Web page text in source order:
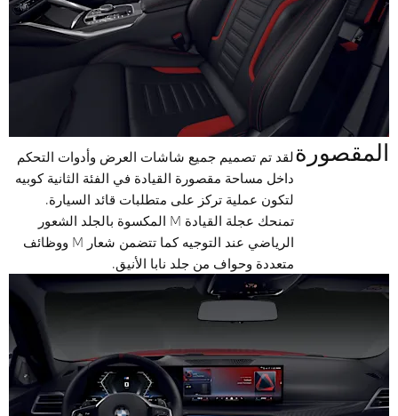
المقصورةلقد تم تصميم جميع شاشات العرض وأدوات التحكم
داخل مساحة مقصورة القيادة في الفئة الثانية كوبيه
لتكون عملية تركز على متطلبات قائد السيارة.
تمنحك عجلة القيادة M المكسوة بالجلد الشعور
الرياضي عند التوجيه كما تتضمن شعار M ووظائف
متعددة وحواف من جلد نابا الأنيق.